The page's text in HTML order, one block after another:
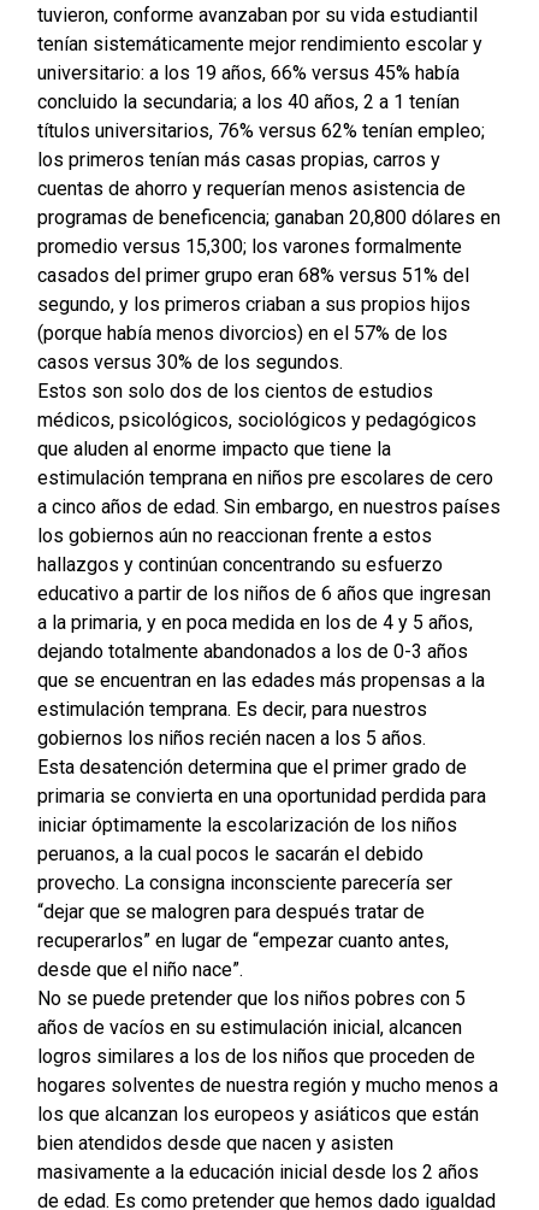
tuvieron, conforme avanzaban por su vida estudiantil
tenían sistemáticamente mejor rendimiento escolar y
universitario: a los 19 años, 66% versus 45% había
concluido la secundaria; a los 40 años, 2 a 1 tenían
títulos universitarios, 76% versus 62% tenían empleo;
los primeros tenían más casas propias, carros y
cuentas de ahorro y requerían menos asistencia de
programas de beneficencia; ganaban 20,800 dólares en
promedio versus 15,300; los varones formalmente
casados del primer grupo eran 68% versus 51% del
segundo, y los primeros criaban a sus propios hijos
(porque había menos divorcios) en el 57% de los
casos versus 30% de los segundos.
Estos son solo dos de los cientos de estudios
médicos, psicológicos, sociológicos y pedagógicos
que aluden al enorme impacto que tiene la
estimulación temprana en niños pre escolares de cero
a cinco años de edad. Sin embargo, en nuestros países
los gobiernos aún no reaccionan frente a estos
hallazgos y continúan concentrando su esfuerzo
educativo a partir de los niños de 6 años que ingresan
a la primaria, y en poca medida en los de 4 y 5 años,
dejando totalmente abandonados a los de 0-3 años
que se encuentran en las edades más propensas a la
estimulación temprana. Es decir, para nuestros
gobiernos los niños recién nacen a los 5 años.
Esta desatención determina que el primer grado de
primaria se convierta en una oportunidad perdida para
iniciar óptimamente la escolarización de los niños
peruanos, a la cual pocos le sacarán el debido
provecho. La consigna inconsciente parecería ser
“dejar que se malogren para después tratar de
recuperarlos” en lugar de “empezar cuanto antes,
desde que el niño nace”.
No se puede pretender que los niños pobres con 5
años de vacíos en su estimulación inicial, alcancen
logros similares a los de los niños que proceden de
hogares solventes de nuestra región y mucho menos a
los que alcanzan los europeos y asiáticos que están
bien atendidos desde que nacen y asisten
masivamente a la educación inicial desde los 2 años
de edad. Es como pretender que hemos dado igualdad